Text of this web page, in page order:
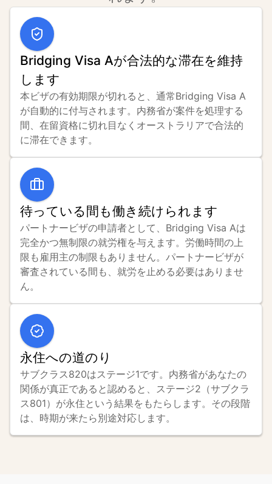
Bridging Visa Aが合法的な滞在を維持
します
本ビザの有効期限が切れると、通常Bridging Visa A
が自動的に付与されます。内務省が案件を処理する
間、在留資格に切れ目なくオーストラリアで合法的
に滞在できます。
待っている間も働き続けられます
パートナービザの申請者として、Bridging Visa Aは
完全かつ無制限の就労権を与えます。労働時間の上
限も雇用主の制限もありません。パートナービザが
審査されている間も、就労を止める必要はありませ
ん。
永住への道のり
サブクラス820はステージ1です。内務省があなたの
関係が真正であると認めると、ステージ2（サブクラ
ス801）が永住という結果をもたらします。その段階
は、時期が来たら別途対応します。